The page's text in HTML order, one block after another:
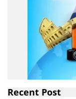
Recent Post